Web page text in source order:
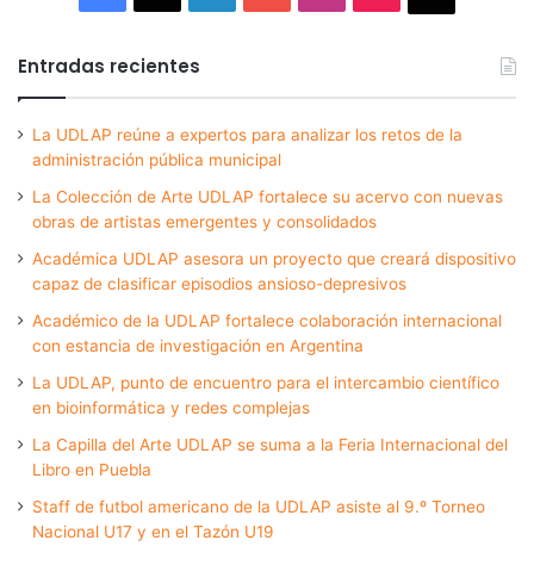
Entradas recientes
La UDLAP reúne a expertos para analizar los retos de la
administración pública municipal
La Colección de Arte UDLAP fortalece su acervo con nuevas
obras de artistas emergentes y consolidados
Académica UDLAP asesora un proyecto que creará dispositivo
capaz de clasificar episodios ansioso-depresivos
Académico de la UDLAP fortalece colaboración internacional
con estancia de investigación en Argentina
La UDLAP, punto de encuentro para el intercambio científico
en bioinformática y redes complejas
La Capilla del Arte UDLAP se suma a la Feria Internacional del
Libro en Puebla
Staff de futbol americano de la UDLAP asiste al 9.º Torneo
Nacional U17 y en el Tazón U19